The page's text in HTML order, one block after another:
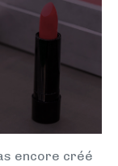
encore créé